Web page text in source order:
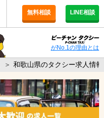
無料相談 LINE相談
がNo.1の理由とは
＞ 和歌山県のタクシー求人情報